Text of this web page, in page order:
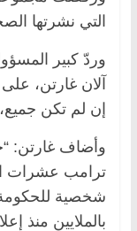
التي نشرتها
وردّ كبير
آلان غارتن،
إن لم تكن جميع،
وأضاف غارتن:
ترامب عشرات
شخصية للحكومة
بالملايين منذ